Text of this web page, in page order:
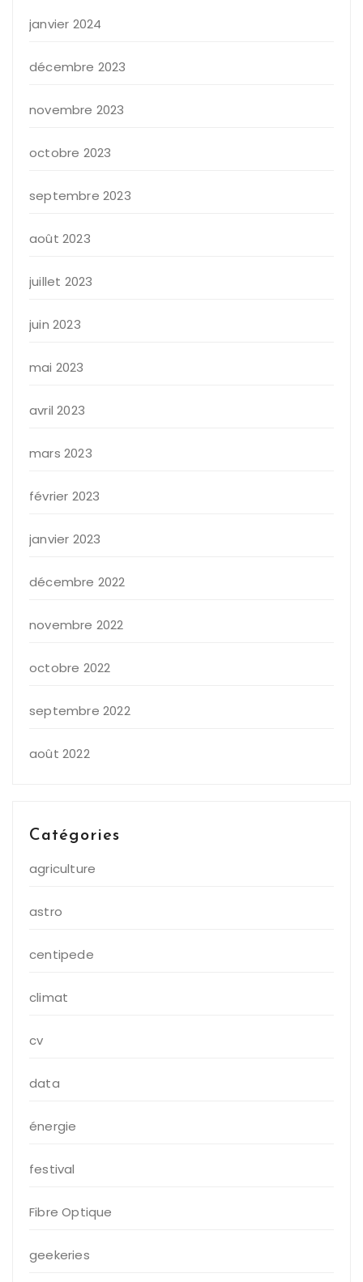
janvier 2024
décembre 2023
novembre 2023
octobre 2023
septembre 2023
août 2023
juillet 2023
juin 2023
mai 2023
avril 2023
mars 2023
février 2023
janvier 2023
décembre 2022
novembre 2022
octobre 2022
septembre 2022
août 2022
Catégories
agriculture
astro
centipede
climat
cv
data
énergie
festival
Fibre Optique
geekeries